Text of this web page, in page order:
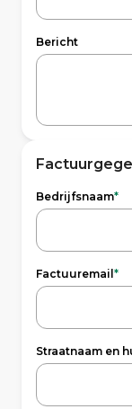
Bericht
Bedrijfsnaam*
Factuuremail *
Straatnaam en